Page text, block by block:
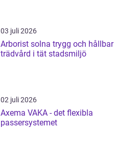
03 juli 2026
Arborist solna trygg och hållbar
trädvård i tät stadsmiljö
02 juli 2026
Axema VAKA - det flexibla
passersystemet